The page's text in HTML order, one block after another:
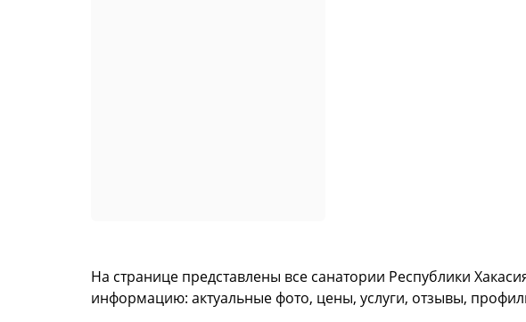
На странице представлены все санатории Республики
информацию: актуальные фото, цены, услуги, отзывы,